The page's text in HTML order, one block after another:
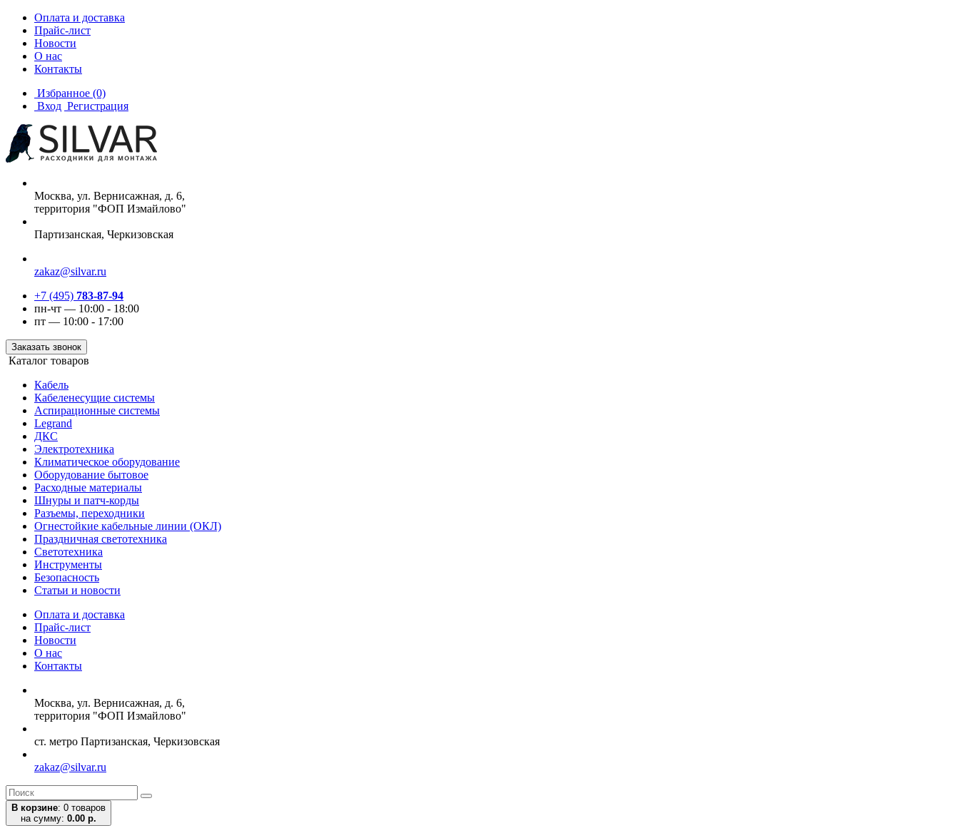
Оплата и доставка
Прайс-лист
Новости
О нас
Контакты
Избранное (0)
Вход Регистрация
Москва, ул. Вернисажная, д. 6,
территория "ФОП Измайлово"
Партизанская, Черкизовская
zakaz@silvar.ru
+7 (495) 783-87-94
пн-чт — 10:00 - 18:00
пт — 10:00 - 17:00
Заказать звонок
Каталог товаров
Кабель
Кабеленесущие системы
Аспирационные системы
Legrand
ДКС
Электротехника
Климатическое оборудование
Оборудование бытовое
Расходные материалы
Шнуры и патч-корды
Разъемы, переходники
Огнестойкие кабельные линии (ОКЛ)
Праздничная светотехника
Светотехника
Инструменты
Безопасность
Статьи и новости
Оплата и доставка
Прайс-лист
Новости
О нас
Контакты
Москва, ул. Вернисажная, д. 6,
территория "ФОП Измайлово"
ст. метро Партизанская, Черкизовская
zakaz@silvar.ru
В корзине: 0 товаров
на сумму: 0.00 р.